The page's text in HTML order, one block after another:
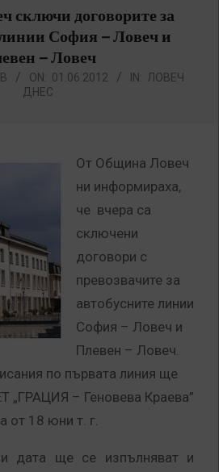
сключи договорите за
София – Ловеч и
– Ловеч
ON: 01.06.2012 IN: ЛОВЕЧ
ДНЕС
От Община Ловеч
ни информираха,
че вчера са
сключени
договори с
превозвачите за
автобусните линии
София – Ловеч и
Плевен – Ловеч.
по първата линия ще
„ГРАЦИЯ – Геновева Краева”
от 18 юни т. г.
ще се изпълняват и